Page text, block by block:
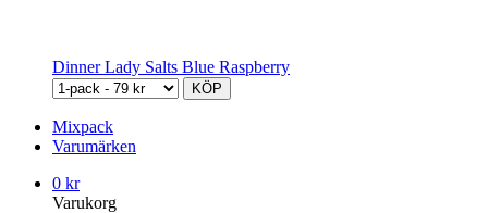
Dinner Lady Salts Blue Raspberry
KÖP
Mixpack
Varumärken
0 kr
Varukorg